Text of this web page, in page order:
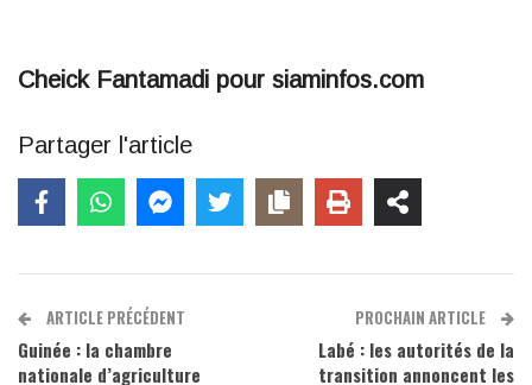
Cheick Fantamadi pour siaminfos.com
Partager l'article
ARTICLE PRÉCÉDENT
Guinée : la chambre
nationale d’agriculture
PROCHAIN ARTICLE
Labé : les autorités de la
transition annoncent les